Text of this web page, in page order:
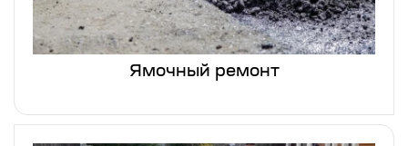
Ямочный ремонт